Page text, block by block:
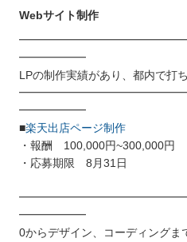
Webサイト制作
━━━━━━
LPの制作実績があり、都内で打
━━━━━━
■楽天出店ページ制作
・報酬 100,000円~300,000円
・応募期限 8月31日
━━━━━━
0からデザイン、コーディングま